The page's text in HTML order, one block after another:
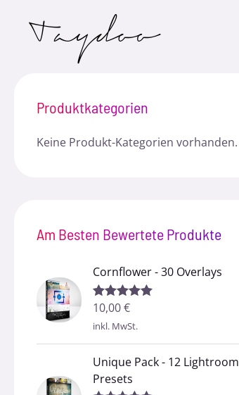
Produktkategorien
Keine Produkt-Kategorien vorhanden.
Am Besten Bewertete Produkte
Cornflower - 30 Overlays
Bewertet mit
10,00€
inkl. MwSt.
Unique Pack - 12 Lightroom
Presets